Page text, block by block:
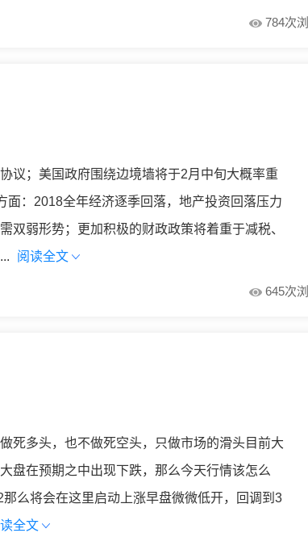
784次
议；美国政府围绕边境墙将于2月中旬大概率重
：2018全年经济逐季回落，地产投资回落压力
双弱形势；更加积极的财政政策将着重于减税、
阅读全文
645次
死多头，也不做死空头，只做市场的滑头目前大
盘在预期之中出现下跌，那么今天行情该怎么
么将会在这里启动上涨早盘微微低开，回调到3
全文